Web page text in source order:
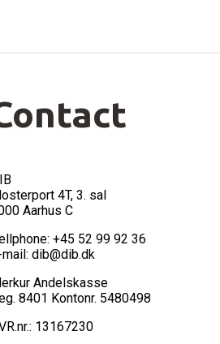
4T, 3. sal
Aarhus C
+45 52 99 92 36
mail: dib@dib.dk
Andelskasse
8401 Kontonr. 5480498
13167230